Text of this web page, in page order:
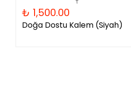
₺ 1,500.00
Doğa Dostu Kalem (Siyah)